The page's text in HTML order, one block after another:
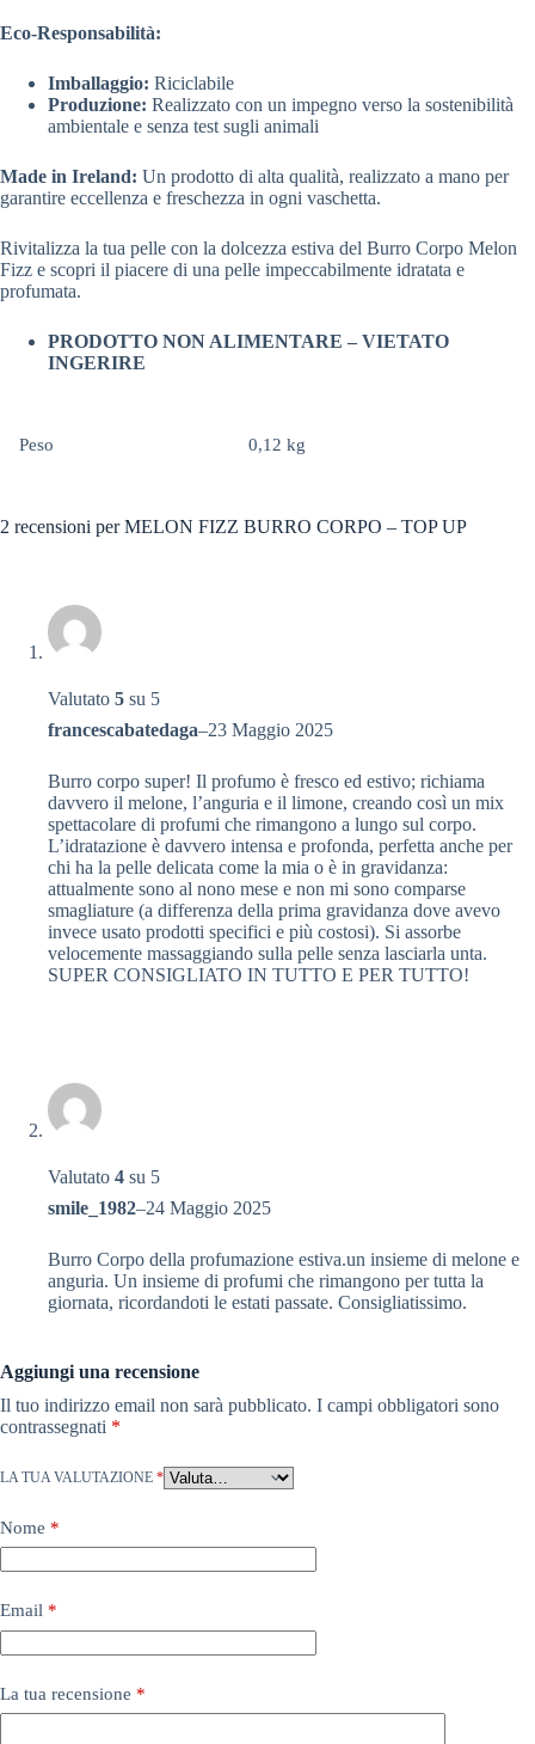
Eco-Responsabilità:
Imballaggio: Riciclabile
Produzione: Realizzato con un impegno verso la sostenibilità
ambientale e senza test sugli animali
Made in Ireland: Un prodotto di alta qualità, realizzato a mano per
garantire eccellenza e freschezza in ogni vaschetta.
Rivitalizza la tua pelle con la dolcezza estiva del Burro Corpo Melon
Fizz e scopri il piacere di una pelle impeccabilmente idratata e
profumata.
PRODOTTO NON ALIMENTARE – VIETATO
INGERIRE
Peso 0,12 kg
2 recensioni perMELON FIZZ BURRO CORPO – TOP UP
Valutato 5 su 5
francescabatedaga–23 Maggio 2025
Burro corpo super! Il profumo è fresco ed estivo; richiama
davvero il melone, l’anguria e il limone, creando così un mix
spettacolare di profumi che rimangono a lungo sul corpo.
L’idratazione è davvero intensa e profonda, perfetta anche per
chi ha la pelle delicata come la mia o è in gravidanza:
attualmente sono al nono mese e non mi sono comparse
smagliature (a differenza della prima gravidanza dove avevo
invece usato prodotti specifici e più costosi). Si assorbe
velocemente massaggiando sulla pelle senza lasciarla unta.
SUPER CONSIGLIATO IN TUTTO E PER TUTTO!
Valutato 4 su 5
smile_1982–24 Maggio 2025
Burro Corpo della profumazione estiva.un insieme di melone e
anguria. Un insieme di profumi che rimangono per tutta la
giornata, ricordandoti le estati passate. Consigliatissimo.
Aggiungi una recensione
Il tuo indirizzo email non sarà pubblicato. I campi obbligatori sono
contrassegnati *
LA TUA VALUTAZIONE *
Nome *
Email *
La tua recensione *